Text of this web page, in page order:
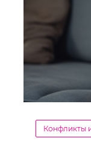
Конфликты